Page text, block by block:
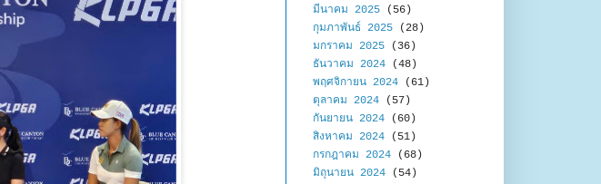
มีนาคม 2025 (56)
กุมภาพันธ์ 2025 (28)
มกราคม 2025 (36)
ธันวาคม 2024 (48)
พฤศจิกายน 2024 (61)
ตุลาคม 2024 (57)
กันยายน 2024 (60)
สิงหาคม 2024 (51)
กรกฎาคม 2024 (68)
มิถุนายน 2024 (54)